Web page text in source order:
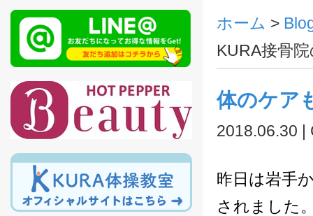
ホーム >
KURA接骨
体のケア
2018.06.30
昨日は岩手
されました